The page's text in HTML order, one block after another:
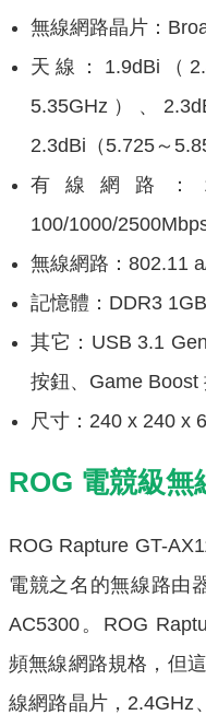
無線網路晶片：
天線：1.9dBi（
5.35GHz）、
2.3dBi（5.725～
有線網路：
100/1000/
無線網路：802.11
記憶體：DDR3 1GB
其它：USB 3.1
按鈕、Game Boost
尺寸：240 x 240 x
ROG 電競級無
ROG Rapture GT-
電競之名的無線路由
AC5300。ROG
頻無線網路規格，但
線網路晶片，2.4GHz